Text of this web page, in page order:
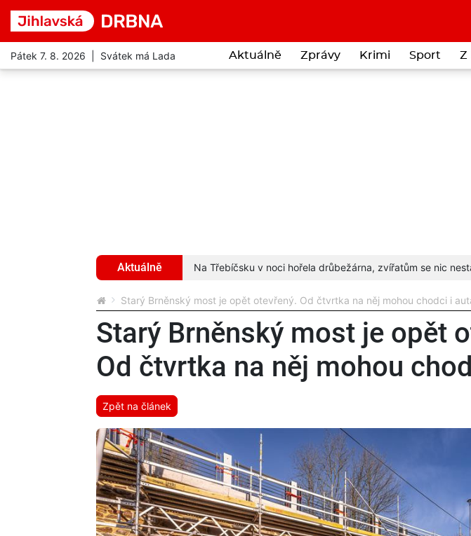
Pátek 7. 8. 2026 | Svátek má Lada Aktuálně Zprávy Krimi Sport Z
Aktuálně
Stal se obětí podvodníků více... Na Třebíčsku v noci hořela drůbežárna, zvířatům se nic
Starý Brněnský most je opět otevřený. Od čtvrtka na něj mohou chodci i
Starý Brněnský most je opět
Od čtvrtka na něj mohou
Zpět na článek